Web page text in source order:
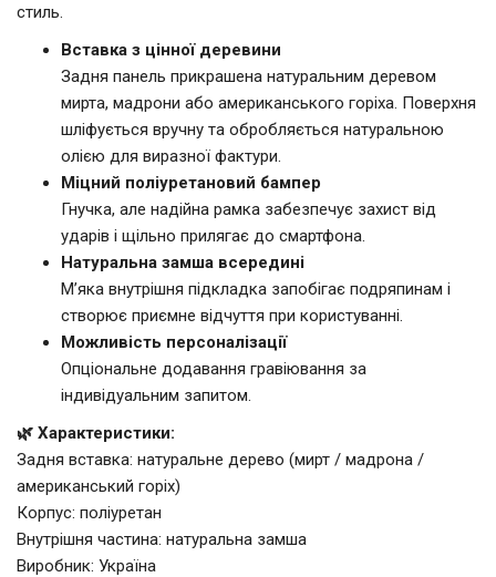
стиль.
Вставка з цінної деревини
Задня панель прикрашена натуральним деревом
мирта, мадрони або американського горіха. Поверхня
шліфується вручну та обробляється натуральною
олією для виразної фактури.
Міцний поліуретановий бампер
Гнучка, але надійна рамка забезпечує захист від
ударів і щільно прилягає до смартфона.
Натуральна замша всередині
М’яка внутрішня підкладка запобігає подряпинам і
створює приємне відчуття при користуванні.
Можливість персоналізації
Опціональне додавання гравіювання за
індивідуальним запитом.
🌿 Характеристики:
Задня вставка: натуральне дерево (мирт / мадрона /
американський горіх)
Корпус: поліуретан
Внутрішня частина: натуральна замша
Виробник: Україна